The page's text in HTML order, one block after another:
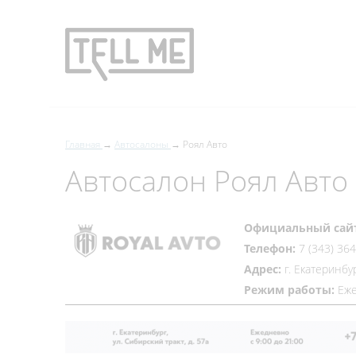
Главная Автосалоны Роял Авто
Автосалон Роял
Официальный
Телефон: 7 (343)
Адрес: г.
Режим работы: